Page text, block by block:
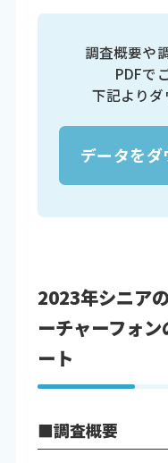
調査概要や
PDFで
下記よりダ
データを
2023年シニア
ーチャーフォ
ート
■調査概要